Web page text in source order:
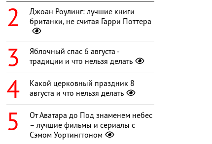
Джоан Роулинг: лучшие книги
британки, не считая Гарри Поттера
Яблочный спас 6 августа -
традиции и что нельзя делать
Какой церковный праздник 8
августа и что нельзя делать
От Аватара до Под знаменем небес
– лучшие фильмы и сериалы с
Сэмом Уортингтоном